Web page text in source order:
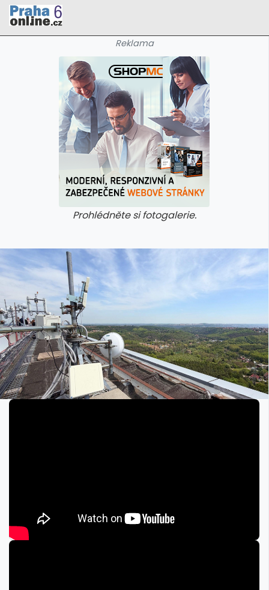
Reklama
Prohlédněte si fotogalerie.